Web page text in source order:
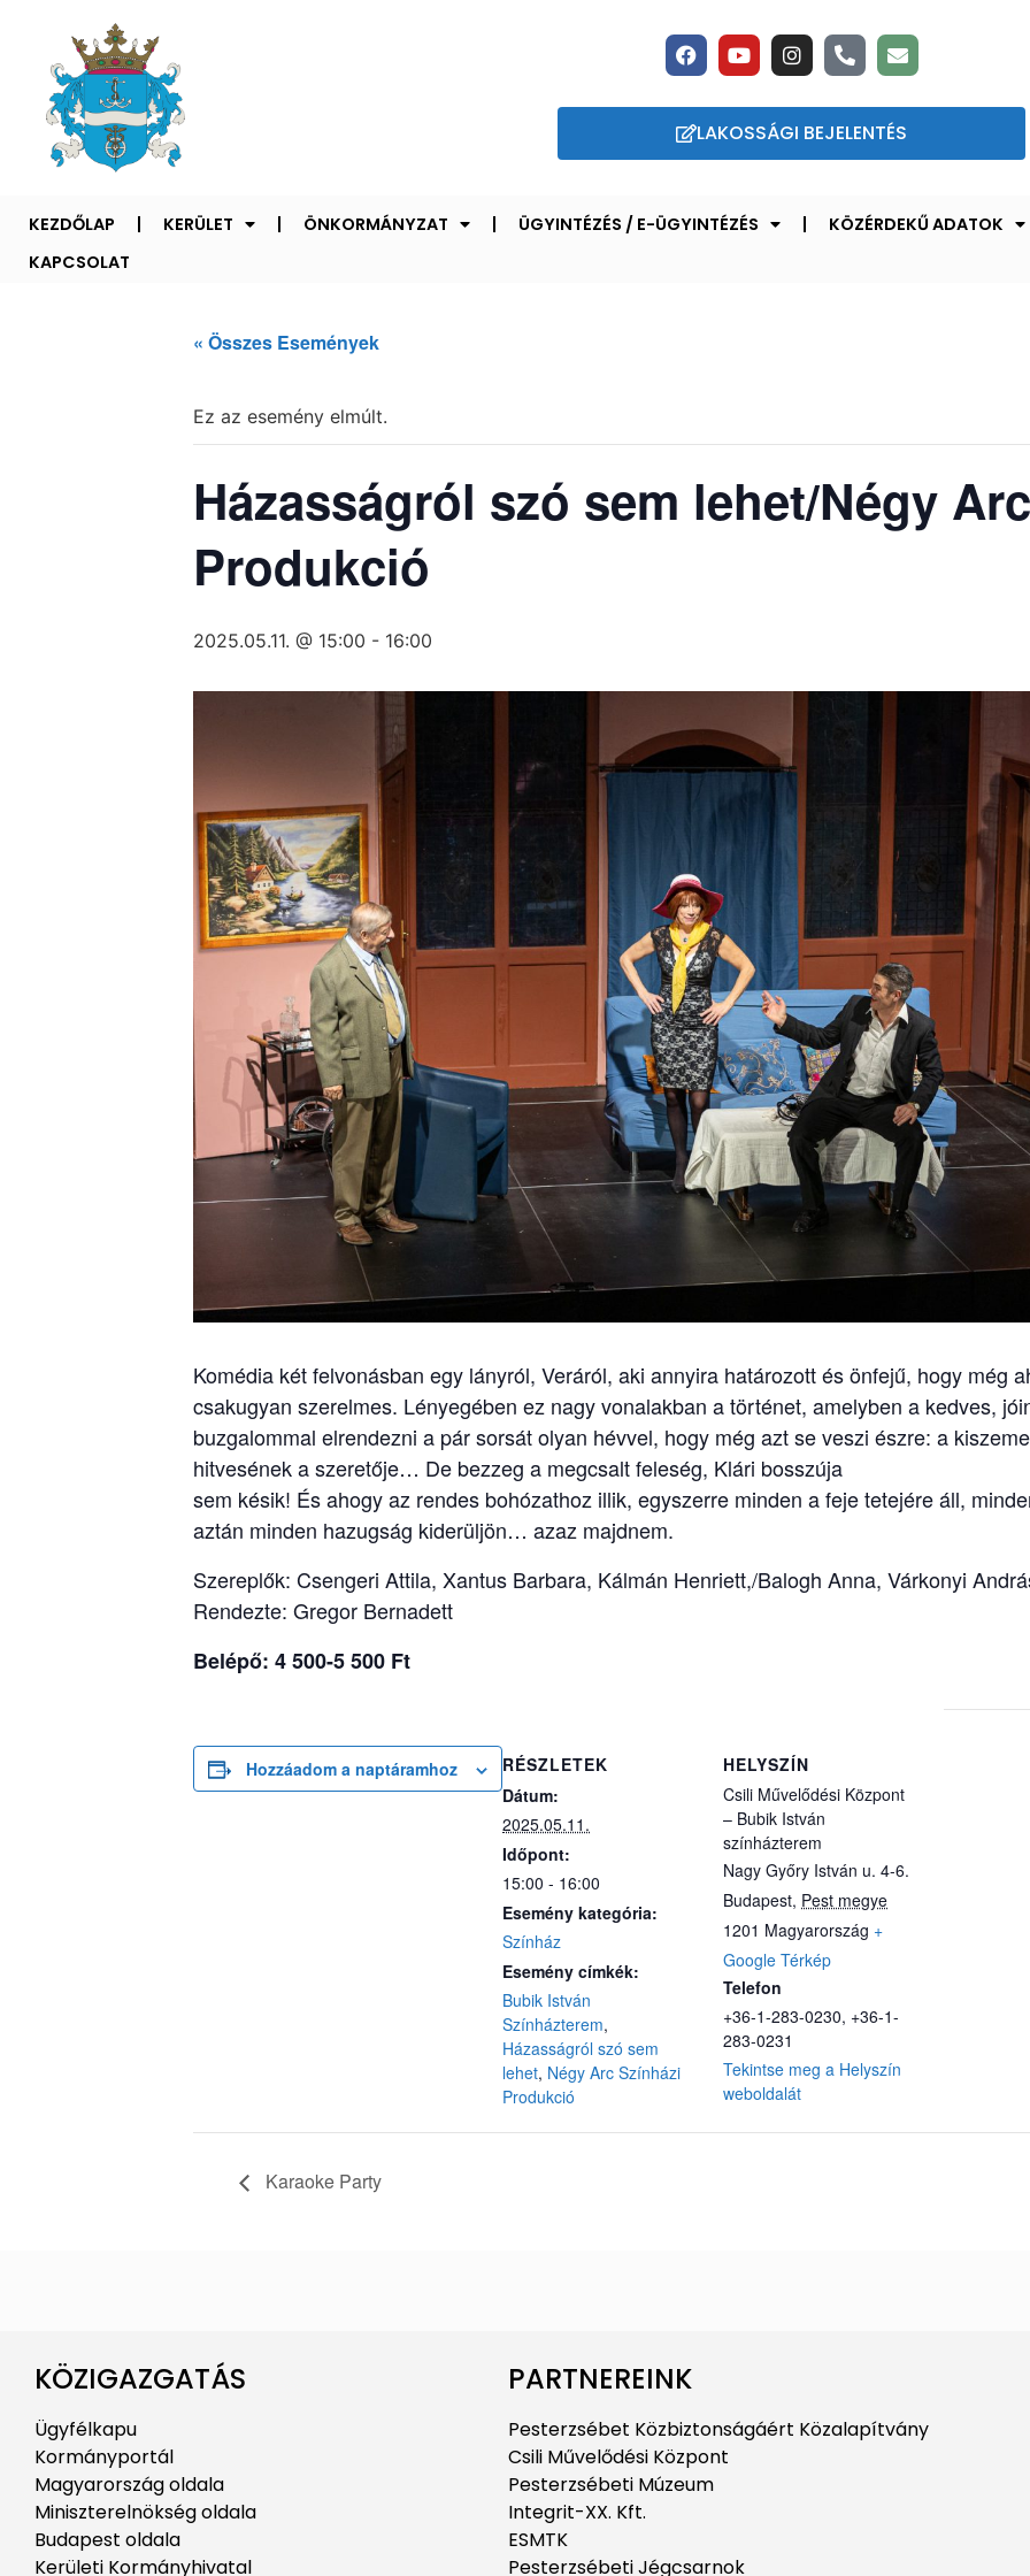
LAKOSSÁGI BEJELENTÉS
KEZDŐLAP KERÜLET ÖNKORMÁNYZAT ÜGYINTÉZÉS / E-ÜGYINTÉZÉS
KÖZÉRDEKŰ ADATOK
KAPCSOLAT
« Összes Események
Ez az esemény elmúlt.
Házasságról szó sem lehet/Négy
Produkció
2025.05.11. @ 15:00 - 16:00
Komédia két felvonásban egy lányról, Veráról, aki annyira határozott és önfejű, hogy még
csakugyan szerelmes. Lényegében ez nagy vonalakban a történet, amelyben a kedves,
buzgalommal elrendezni a pár sorsát olyan hévvel, hogy még azt se veszi észre: a
hitvesének a szeretője… De bezzeg a megcsalt feleség, Klári bosszúja
sem késik! És ahogy az rendes bohózathoz illik, egyszerre minden a feje tetejére áll,
aztán minden hazugság kiderüljön… azaz majdnem.
Szereplők: Csengeri Attila, Xantus Barbara, Kálmán Henriett,/Balogh Anna, Várkonyi
Rendezte: Gregor Bernadett
Belépő: 4 500-5 500 Ft
Hozzáadom a naptáramhoz
RÉSZLETEK
Dátum:
2025.05.11.
Időpont:
15:00 - 16:00
Esemény kategória:
Színház
Esemény címkék:
Bubik István
Színházterem,
Házasságról szó sem
lehet, Négy Arc Színházi
Produkció
HELYSZÍN
Csili Művelődési Központ
– Bubik István
színházterem
Nagy Győry István u. 4-6.
Budapest, Pest megye
1201 Magyarország +
Google Térkép
Telefon
+36-1-283-0230, +36-1-
283-0231
Tekintse meg a Helyszín
weboldalát
Karaoke Party
KÖZIGAZGATÁS
Ügyfélkapu
Kormányportál
Magyarország oldala
Miniszterelnökség oldala
Budapest oldala
Kerületi Kormányhivatal
PARTNEREINK
Pesterzsébet Közbiztonságáért Közalapítvány
Csili Művelődési Központ
Pesterzsébeti Múzeum
Integrit-XX. Kft.
ESMTK
Pesterzsébeti Jégcsarnok